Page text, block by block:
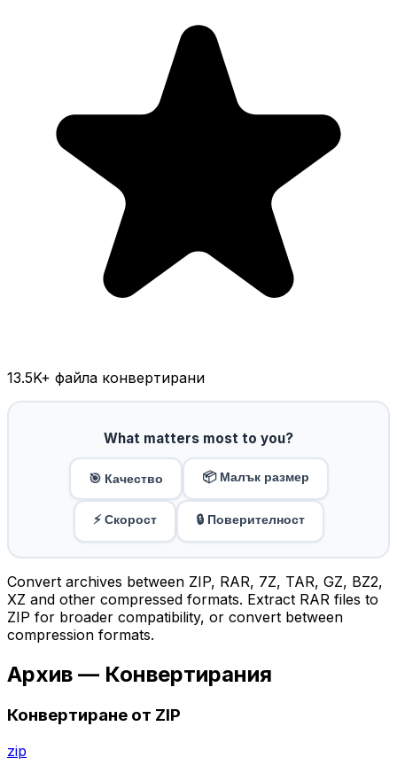
13.5K+ файла конвертирани
What matters most to you?
🎯 Качество 📦 Малък размер
⚡ Скорост 🔒 Поверителност
Convert archives between ZIP, RAR, 7Z, TAR, GZ, BZ2,
XZ and other compressed formats. Extract RAR files to
ZIP for broader compatibility, or convert between
compression formats.
Архив — Конвертирания
Конвертиране от ZIP
zip